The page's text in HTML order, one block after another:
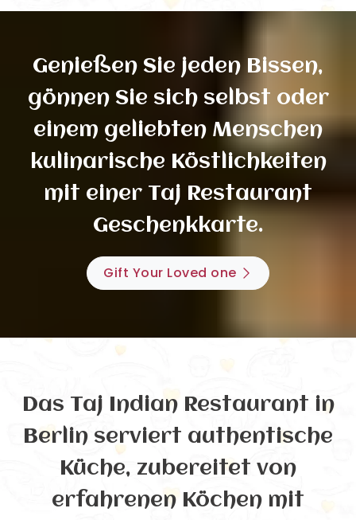
Genießen Sie jeden Bissen,
gönnen Sie sich selbst oder
einem geliebten Menschen
kulinarische Köstlichkeiten
mit einer Taj Restaurant
Geschenkkarte.
Gift Your Loved one
Das Taj Indian Restaurant in
Berlin serviert authentische
Küche, zubereitet von
erfahrenen Köchen mit